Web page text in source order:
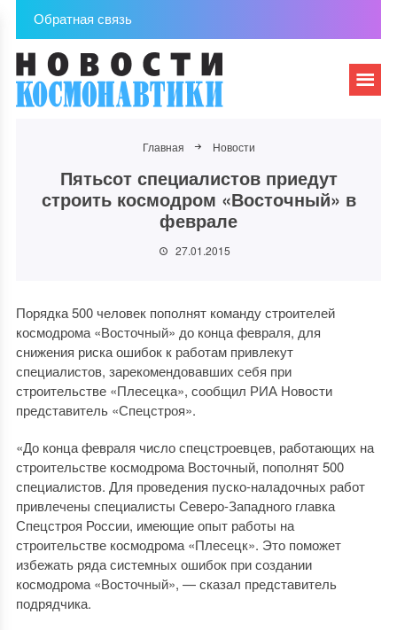
Обратная связь
Главная Новости
Пятьсот специалистов приедут
строить космодром «Восточный» в
феврале
27.01.2015
Порядка 500 человек пополнят команду строителей
космодрома «Восточный» до конца февраля, для
снижения риска ошибок к работам привлекут
специалистов, зарекомендовавших себя при
строительстве «Плесецка», сообщил РИА Новости
представитель «Спецстроя».
«До конца февраля число спецстроевцев, работающих на
строительстве космодрома Восточный, пополнят 500
специалистов. Для проведения пуско-наладочных работ
привлечены специалисты Северо-Западного главка
Спецстроя России, имеющие опыт работы на
строительстве космодрома «Плесецк». Это поможет
избежать ряда системных ошибок при создании
космодрома «Восточный», — сказал представитель
подрядчика.